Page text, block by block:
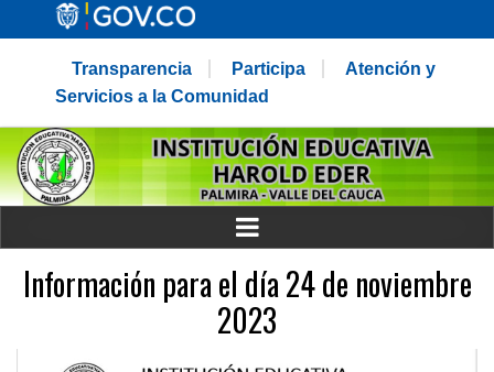
Transparencia Participa
Atención y
Servicios a la Comunidad
Información para el día 24 de noviembre
2023